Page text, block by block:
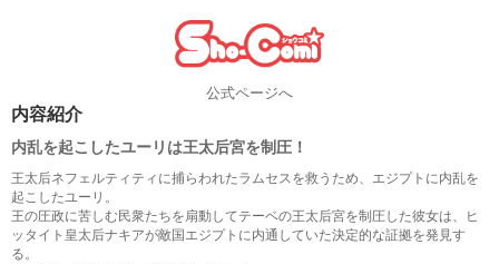
公式ページへ
内容紹介
内乱を起こしたユーリは王太后宮を制圧！
王太后ネフェルティティに捕らわれたラムセスを救うため、エジプトに内乱を
起こしたユーリ。
王の圧政に苦しむ民衆たちを扇動してテーベの王太后宮を制圧した彼女は、ヒ
ッタイト皇太后ナキアが敵国エジプトに内通していた決定的な証拠を発見す
る。